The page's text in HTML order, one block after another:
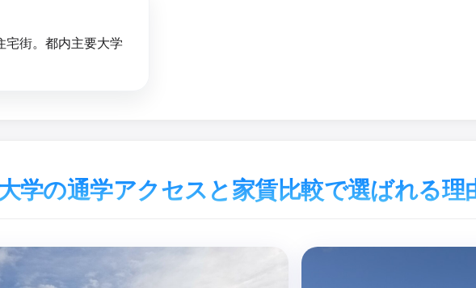
宅街。都内主要大学
学の通学アクセスと家賃比較で選ばれる理